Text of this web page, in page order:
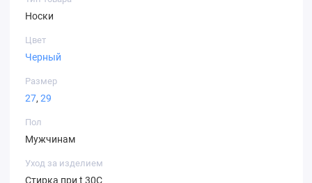
Носки
Цвет
Черный
Размер
27, 29
Пол
Мужчинам
Уход за изделием
Стирка при t 30С